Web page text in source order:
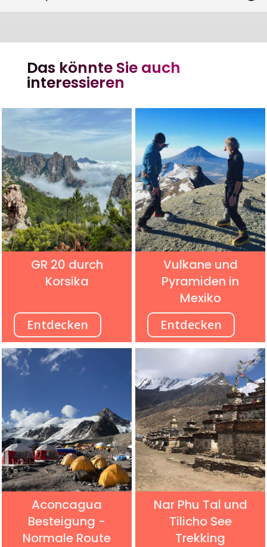
Das könnte Sie auch
interessieren
GR 20 durch
Korsika
Entdecken
Vulkane und
Pyramiden in
Mexiko
Entdecken
Aconcagua
Besteigung -
Normale Route
Nar Phu Tal und
Tilicho See
Trekking